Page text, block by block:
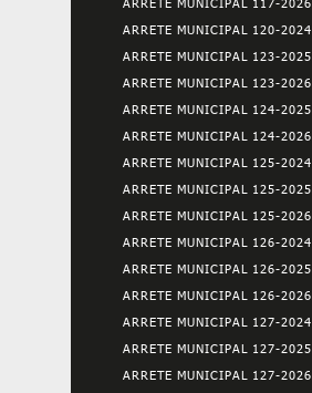
ARRETE MUNICIPAL 120-2024
ARRETE MUNICIPAL 123-2025
ARRETE MUNICIPAL 123-2026
ARRETE MUNICIPAL 124-2025
ARRETE MUNICIPAL 124-2026
ARRETE MUNICIPAL 125-2024
ARRETE MUNICIPAL 125-2025
ARRETE MUNICIPAL 125-2026
ARRETE MUNICIPAL 126-2024
ARRETE MUNICIPAL 126-2025
ARRETE MUNICIPAL 126-2026
ARRETE MUNICIPAL 127-2024
ARRETE MUNICIPAL 127-2025
ARRETE MUNICIPAL 127-2026